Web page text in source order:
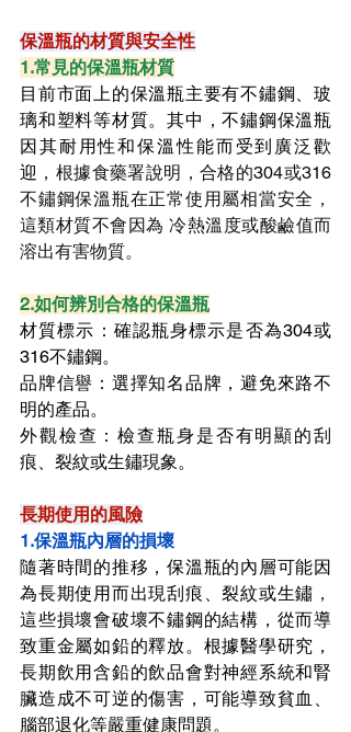
保溫瓶的材質與安全性
1.常見的保溫瓶材質
目前市面上的保溫瓶主要有不鏽鋼、玻
璃和塑料等材質。其中，不鏽鋼保溫瓶
因其耐用性和保溫性能而受到廣泛歡
迎 ，根據食藥署說明，合格的304或316
不鏽鋼保溫瓶在正常使用屬相當安全，
這類材質不會因為 冷熱溫度或酸鹼值而
溶出有害物質。
2.如何辨別合格的保溫瓶
材質標示：確認瓶身標示是否為304或
316不鏽鋼。
品牌信譽：選擇知名品牌，避免來路不
明的產品。
外觀檢查：檢查瓶身是否有明顯的刮
痕、裂紋或生鏽現象。
長期使用的風險
1.保溫瓶內層的損壞
隨著時間的推移，保溫瓶的內層可能因
為長期使用而出現刮痕、裂紋或生鏽 ，
這些損壞會破壞不鏽鋼的結構，從而導
致重金屬如鉛的釋放。根據醫學研究，
長期飲用含鉛的飲品會對神經系統和腎
臟造成不可逆的傷害，可能導致貧血、
腦部退化等嚴重健康問題。